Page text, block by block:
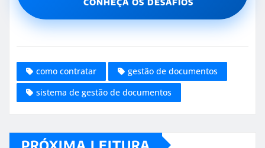
CONHEÇA OS DESAFIOS
como contratar
gestão de documentos
sistema de gestão de documentos